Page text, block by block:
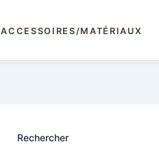
ACCESSOIRES/MATÉRIAUX
Rechercher